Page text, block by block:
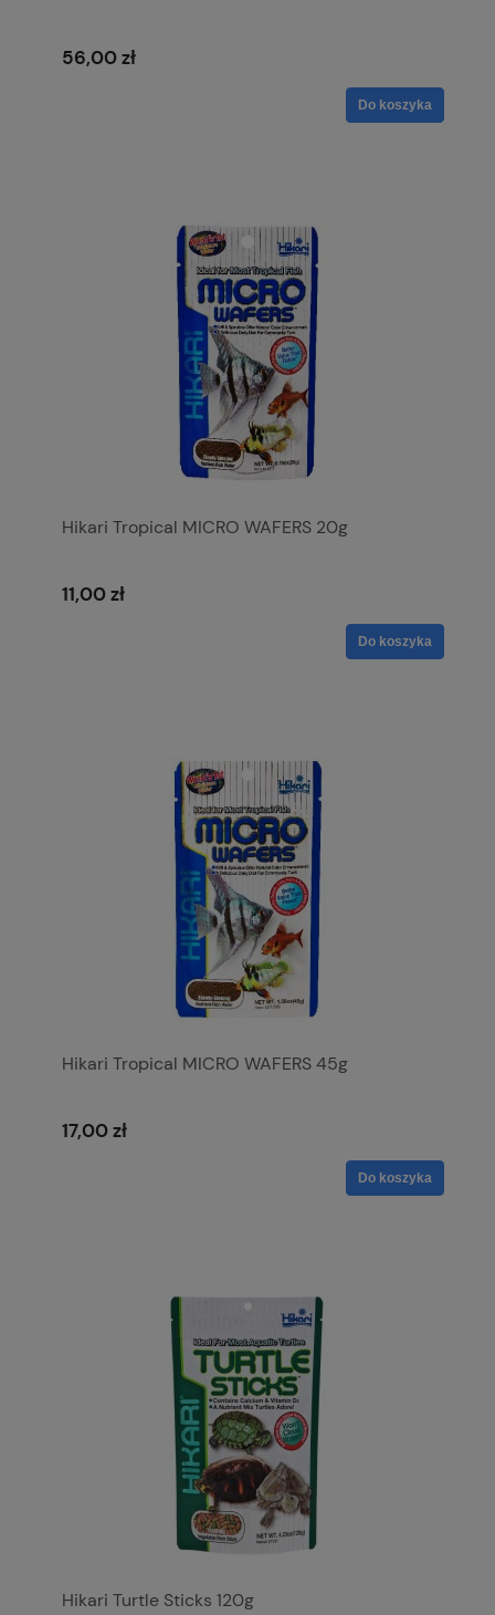
56,00 zł
Do koszyka
Hikari Tropical MICRO WAFERS 20g
11,00 zł
Do koszyka
Hikari Tropical MICRO WAFERS 45g
17,00 zł
Do koszyka
Hikari Turtle Sticks 120g